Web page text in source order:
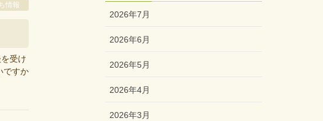
情報
受け
ですか
2026年7月
2026年6月
2026年5月
2026年4月
2026年3月